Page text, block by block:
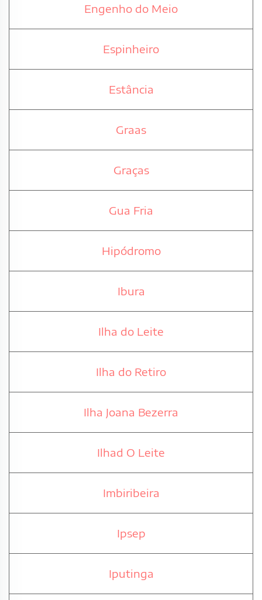
Engenho do Meio
Espinheiro
Estância
Graas
Graças
Gua Fria
Hipódromo
Ibura
Ilha do Leite
Ilha do Retiro
Ilha Joana Bezerra
Ilhad O Leite
Imbiribeira
Ipsep
Iputinga